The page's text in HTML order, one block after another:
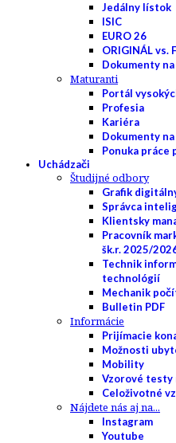
Jedálny lístok
ISIC
EURO 26
ORIGINÁL vs.
Dokumenty
Maturanti
Portál
Profesia
Kariéra
Dokumenty
Ponuka práce
Uchádzači
Študijné odbory
Grafik
Správca
Klientsky
Pracovník
šk.r. 2025/
Technik
technológií
Mechanik
Bulletin PDF
Informácie
Prijímacie
Možnosti
Mobility
Vzorové testy
Celoživotné
Nájdete nás aj na...
Instagram
Youtube